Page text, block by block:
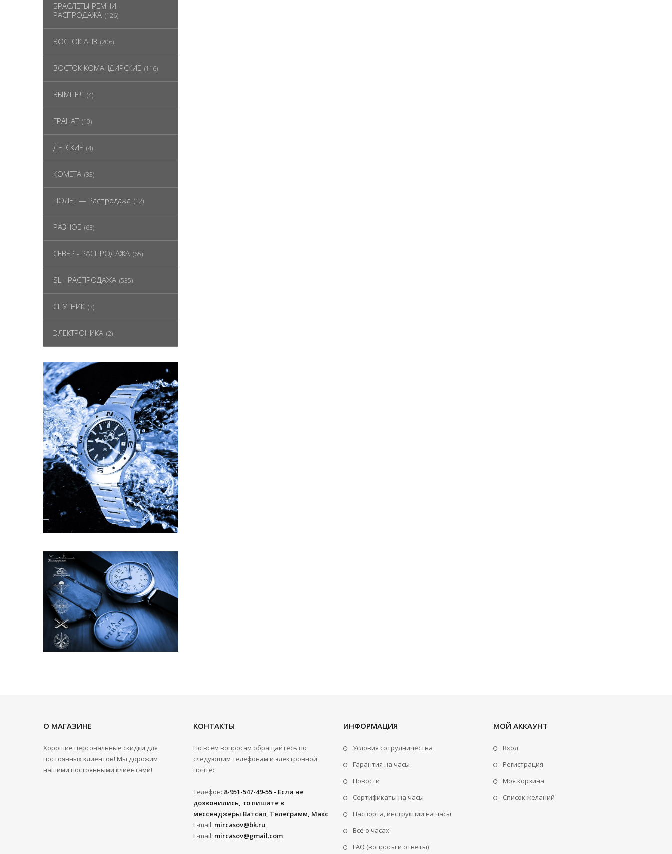
БРАСЛЕТЫ РЕМНИ-
РАСПРОДАЖА (126)
ВОСТОК АПЗ (206)
ВОСТОК КОМАНДИРСКИЕ (116)
ВЫМПЕЛ (4)
ГРАНАТ (10)
ДЕТСКИЕ (4)
КОМЕТА (33)
ПОЛЕТ — Распродажа (12)
РАЗНОЕ (63)
СЕВЕР - РАСПРОДАЖА (65)
SL - РАСПРОДАЖА (535)
СПУТНИК (3)
ЭЛЕКТРОНИКА (2)
О МАГАЗИНЕ
Хорошие персональные скидки для
постоянных клиентов! Мы дорожим
нашими постоянными клиентами!
КОНТАКТЫ
По всем вопросам обращайтесь по
следующим телефонам и электронной
почте:
Телефон: 8-951-547-49-55 - Если не
дозвонились, то пишите в
мессенджеры Ватсап, Телеграмм, Макс
E-mail: mircasov@bk.ru
E-mail: mircasov@gmail.com
ИНФОРМАЦИЯ
Условия сотрудничества
Гарантия на часы
Новости
Сертификаты на часы
Паспорта, инструкции на часы
Всё о часах
FAQ (вопросы и ответы)
МОЙ АККАУНТ
Вход
Регистрация
Моя корзина
Cписок желаний